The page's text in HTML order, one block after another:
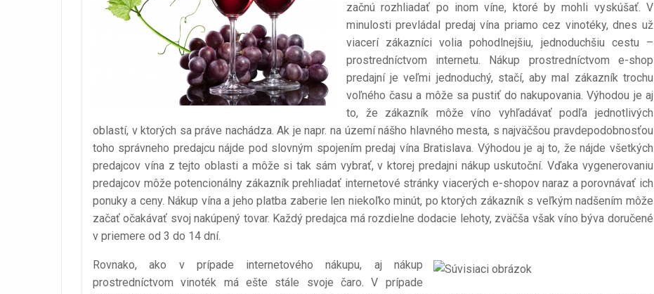
začnú rozhliadať po inom víne, ktoré by mohli vyskúšať. V
minulosti prevládal predaj vína priamo cez vinotéky, dnes už
viacerí zákazníci volia pohodlnejšiu, jednoduchšiu cestu –
prostredníctvom internetu. Nákup prostredníctvom e-shop
predajní je veľmi jednoduchý, stačí, aby mal zákazník trochu
voľného času a môže sa pustiť do nakupovania. Výhodou je aj
to, že zákazník môže víno vyhľadávať podľa jednotlivých
oblastí, v ktorých sa práve nachádza. Ak je napr. na území nášho hlavného mesta, s najväčšou pravdepodobnosťou
toho správneho predajcu nájde pod slovným spojením predaj vína Bratislava. Výhodou je aj to, že nájde všetkých
predajcov vína z tejto oblasti a môže si tak sám vybrať, v ktorej predajni nákup uskutoční. Vďaka vygenerovaniu
predajcov môže potencionálny zákazník prehliadať internetové stránky viacerých e-shopov naraz a porovnávať ich
ponuky a ceny. Nákup vína a jeho platba zaberie len niekoľko minút, po ktorých zákazník s veľkým nadšením môže
začať očakávať svoj nakúpený tovar. Každý predajca má rozdielne dodacie lehoty, zväčša však víno býva doručené
v priemere od 3 do 14 dní.
Rovnako, ako v prípade internetového nákupu, aj nákup
prostredníctvom vinoték má ešte stále svoje čaro. V prípade